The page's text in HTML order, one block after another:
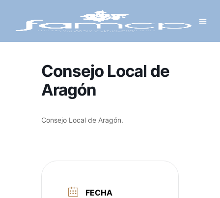
Consejo Local de
Aragón
Consejo Local de Aragón.
FECHA